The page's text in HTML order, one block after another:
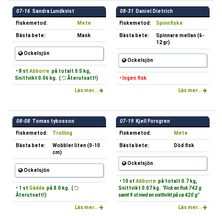
07-16 Sandra Lundkvist
Fiskemetod: Mete
Bästa bete: Mask
Ockelsjön
• 8 st Abborre på totalt 0.5 kg,
Snittvikt 0.06 kg. (
Återutsatt!)
Läs mer...
08-31 Daniel Dietrich
Fiskemetod: Spinnfiske
Bästa bete:
Spinnare mellan (6-
12 gr)
Ockelsjön
• Ingen fisk
Läs mer...
08-08 Tomas tykosson
Fiskemetod: Trolling
Bästa bete:
Wobbler liten (0-10
cm)
Ockelsjön
• 1 st Gädda på 8.0 kg. (
Återutsatt!)
Läs mer...
07-19 Kjell Forsgren
Fiskemetod: Mete
Bästa bete: Död fisk
Ockelsjön
• 10 st Abborre på totalt 0.7 kg,
Snittvikt 0.07 kg. "Fick en fisk 742 g
samt 9 st med en snittvikt på ca 420 g"
Läs mer...